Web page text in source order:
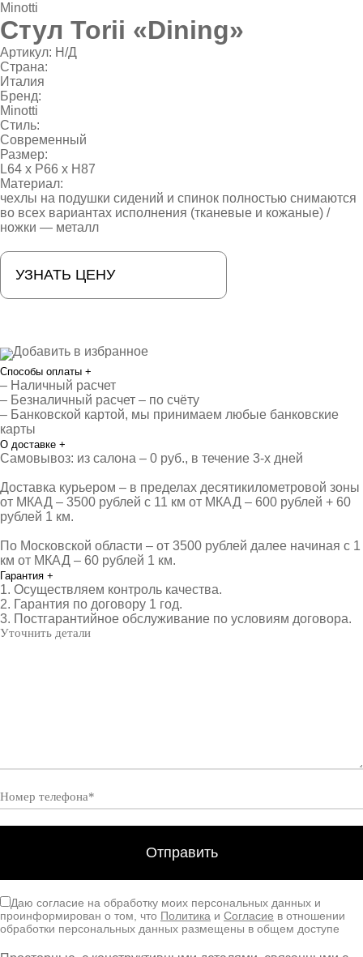
Minotti
Стул Torii «Dining»
Артикул: Н/Д
Страна:
Италия
Бренд:
Minotti
Стиль:
Современный
Размер:
L64 х P66 х Н87
Материал:
чехлы на подушки сидений и спинок полностью снимаются
во всех вариантах исполнения (тканевые и кожаные) /
ножки — металл
УЗНАТЬ ЦЕНУ
Добавить в избранное
Способы оплаты +
– Наличный расчет
– Безналичный расчет – по счёту
– Банковской картой, мы принимаем любые банковские
карты
О доставке +
Самовывоз: из салона – 0 руб., в течение 3-х дней
Доставка курьером – в пределах десятикилометровой зоны
от МКАД – 3500 рублей с 11 км от МКАД – 600 рублей + 60
рублей 1 км.
По Московской области – от 3500 рублей далее начиная с 1
км от МКАД – 60 рублей 1 км.
Гарантия +
1. Осуществляем контроль качества.
2. Гарантия по договору 1 год.
3. Постгарантийное обслуживание по условиям договора.
Даю согласие на обработку моих персональных данных и
проинформирован о том, что Политика и Согласие в отношении
обработки персональных данных размещены в общем доступе